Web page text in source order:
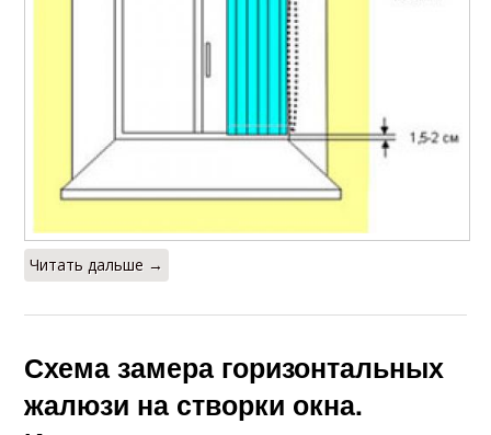
Читать дальше →
Схема замера горизонтальных
жалюзи на створки окна.